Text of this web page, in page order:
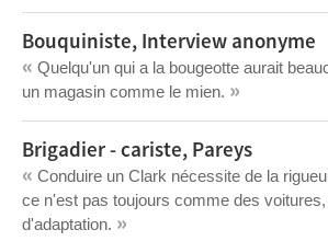
Bouquiniste, Interview anonyme
« Quelqu'un qui a la bougeotte aurait
un magasin comme le mien. »
Brigadier - cariste, Pareys
« Conduire un Clark nécessite de la
ce n'est pas toujours comme des
d'adaptation. »